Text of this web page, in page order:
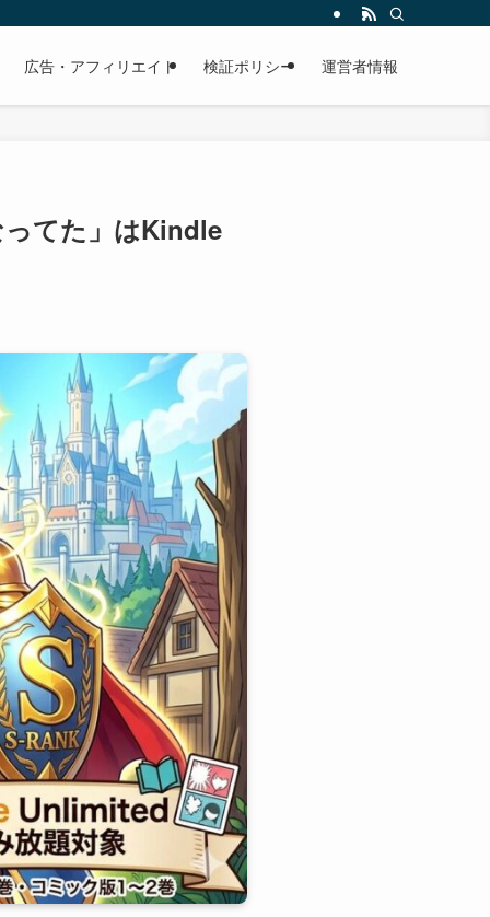
広告・アフィリエイト 検証ポリシー 運営者情報
てた」はKindle